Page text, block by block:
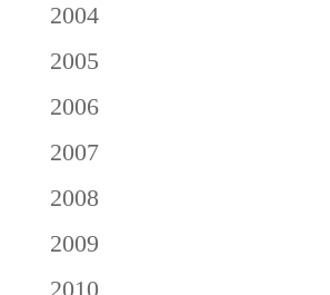
2004
2005
2006
2007
2008
2009
2010